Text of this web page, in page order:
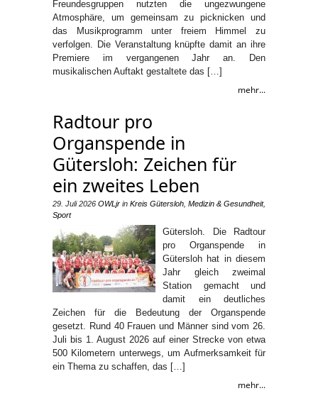
Freundesgruppen nutzten die ungezwungene
Atmosphäre, um gemeinsam zu picknicken und
das Musikprogramm unter freiem Himmel zu
verfolgen. Die Veranstaltung knüpfte damit an ihre
Premiere im vergangenen Jahr an. Den
musikalischen Auftakt gestaltete das […]
mehr...
Radtour pro
Organspende in
Gütersloh: Zeichen für
ein zweites Leben
29. Juli 2026 OWLjr in Kreis Gütersloh Medizin & Gesundheit,
Sport
Gütersloh. Die Radtour
pro Organspende in
Gütersloh hat in diesem
Jahr gleich zweimal
Station gemacht und
damit ein deutliches
Zeichen für die Bedeutung der Organspende
gesetzt. Rund 40 Frauen und Männer sind vom 26.
Juli bis 1. August 2026 auf einer Strecke von etwa
500 Kilometern unterwegs, um Aufmerksamkeit für
ein Thema zu schaffen, das […]
mehr...